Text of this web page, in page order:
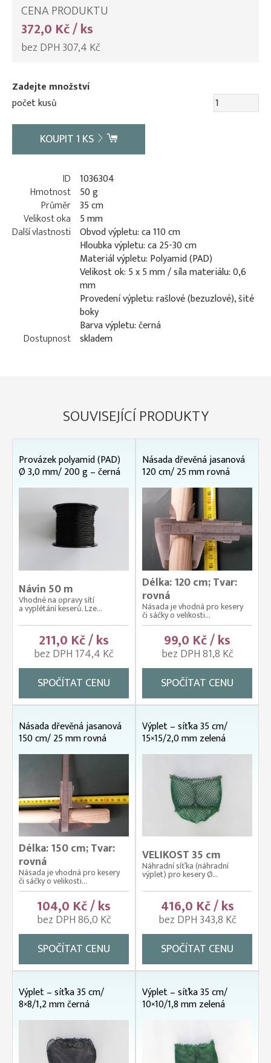
CENA PRODUKTU
372,0 Kč / ks
bez DPH 307,4 Kč
Zadejte množství
počet kusů
KOUPIT1 KS
ID 1036304
Hmotnost 50 g
Průměr 35 cm
Velikost oka
5 mm
Další vlastnosti Obvod výpletu: ca 110 cm
Hloubka výpletu: ca 25-30 cm
Materiál výpletu: Polyamid (PAD)
Velikost ok: 5 x 5 mm / síla materiálu: 0,6
mm
Provedení výpletu: rašlové (bezuzlové), šité
boky
Barva výpletu: černá
Dostupnost skladem
SOUVISEJÍCÍ PRODUKTY
Provázek polyamid (PAD)
Ø 3,0 mm/ 200 g – černá
Návin 50 m
Vhodné na opravy sítí
a vyplétání keserů. Lze...
211,0 Kč / ks
bez DPH 174,4 Kč
SPOČÍTAT CENU
Násada dřevěná jasanová
120 cm/ 25 mm rovná
Délka: 120 cm; Tvar:
rovná
Násada je vhodná pro kesery
či sáčky o velikosti...
99,0 Kč / ks
bez DPH 81,8 Kč
SPOČÍTAT CENU
Násada dřevěná jasanová
150 cm/ 25 mm rovná
Délka: 150 cm; Tvar:
rovná
Násada je vhodná pro kesery
či sáčky o velikosti...
104,0 Kč / ks
bez DPH 86,0 Kč
SPOČÍTAT CENU
Výplet – síťka 35 cm/
15×15/2,0 mm zelená
VELIKOST 35 cm
Náhradní síťka (náhradní
výplet) pro kesery Ø...
416,0 Kč / ks
bez DPH 343,8 Kč
SPOČÍTAT CENU
Výplet – síťka 35 cm/
8×8/1,2 mm černá
Výplet – síťka 35 cm/
10×10/1,8 mm zelená